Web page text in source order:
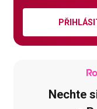
Nechte